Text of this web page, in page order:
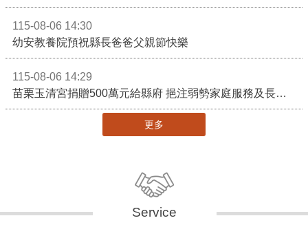
115-08-06 14:30
幼安教養院預祝縣長爸爸父親節快樂
115-08-06 14:29
苗栗玉清宮捐贈500萬元給縣府 挹注弱勢家庭服務及長照醫療資源
更多